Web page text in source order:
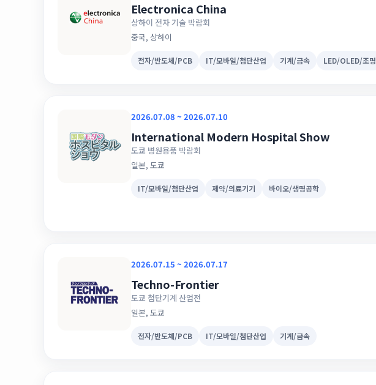
Electronica China
상하이 전자 기술 박람회
중국, 상하이
전자/반도체/PCB IT/모바일/첨단산업 기계/금속 LED/OLED/조명
2026.07.08 ~ 2026.07.10
International Modern Hospital Show
도쿄 병원용품 박람회
일본, 도쿄
IT/모바일/첨단산업 제약/의료기기 바이오/생명공학
2026.07.15 ~ 2026.07.17
Techno-Frontier
도쿄 첨단기계 산업전
일본, 도쿄
전자/반도체/PCB IT/모바일/첨단산업 기계/금속